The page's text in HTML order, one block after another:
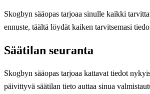
Skogbyn sääopas tarjoaa sinulle kaikki
ennuste, täältä löydät kaiken tarvitsemasi
Säätilan seuranta
Skogbyn sääopas tarjoaa kattavat tiedot
päivittyvä säätilan tieto auttaa sinua